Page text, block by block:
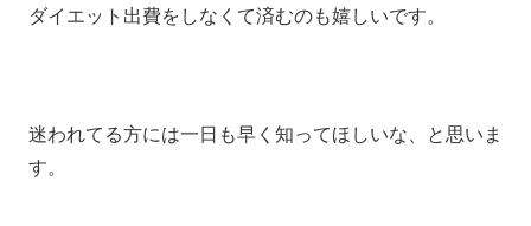
ダイエット出費をしなくて済むのも嬉しいです。
迷われてる方には一日も早く知ってほしいな、と思いま
す。